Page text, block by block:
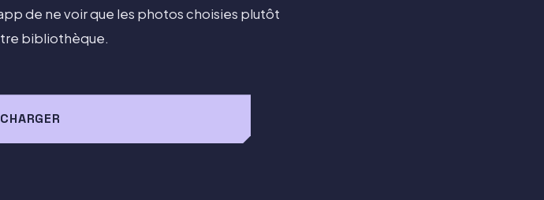
de ne voir que les photos choisies plutôt
bibliothèque.